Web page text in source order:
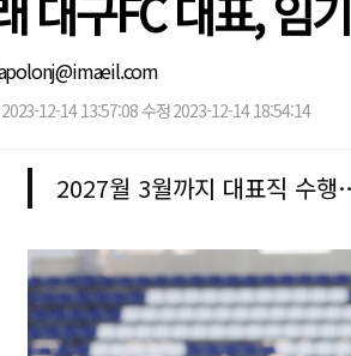
12-14 13:57:08 수정 2023-12-14 18:54:14
2027월 3월까지 대표직 수